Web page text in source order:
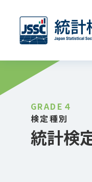
GRADE４
検定種別
統計検